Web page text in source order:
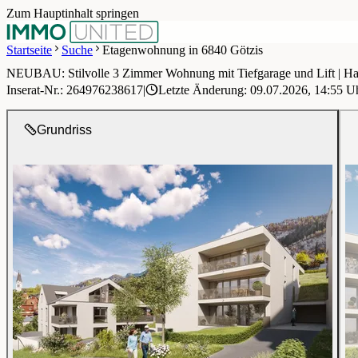
Zum Hauptinhalt springen
Startseite
Suche Etagenwohnung in 6840 Götzis
1 / 11
Grundriss
NEUBAU: Stilvolle 3 Zimmer Wohnung mit Tiefgarage und Lift |
Inserat-Nr.: 264976238617| Letzte Änderung: 09.07.2026, 14:55